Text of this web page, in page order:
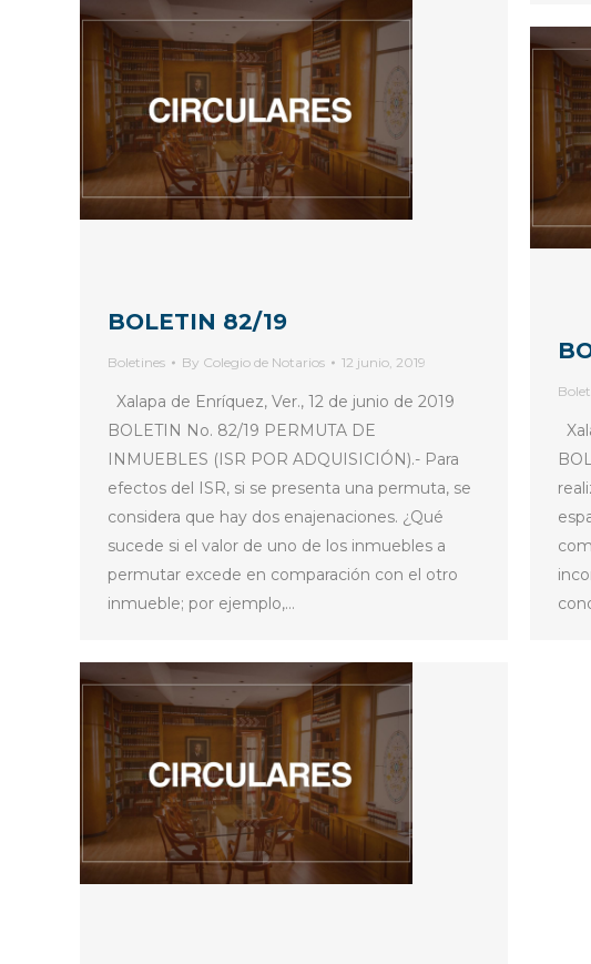
BOLETIN 82/19
Boletines By Colegio de Notarios 12 junio, 2019
Xalapa de Enríquez, Ver., 12 de junio de 2019
BOLETIN No. 82/19 PERMUTA DE
INMUEBLES (ISR POR ADQUISICIÓN).- Para
efectos del ISR, si se presenta una permuta, se
considera que hay dos enajenaciones. ¿Qué
sucede si el valor de uno de los inmuebles a
permutar excede en comparación con el otro
inmueble; por ejemplo,…